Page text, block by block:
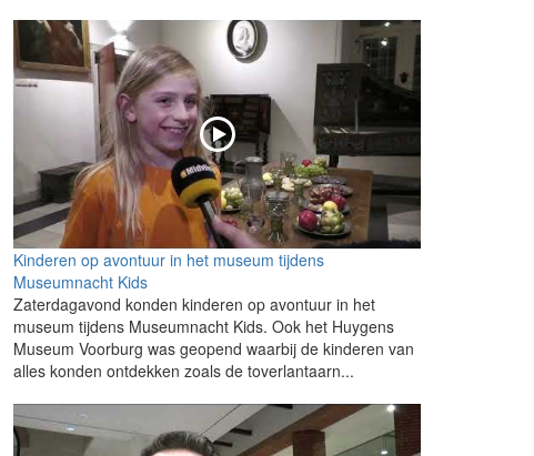
Kinderen op avontuur in het museum tijdens
Museumnacht Kids
Zaterdagavond konden kinderen op avontuur in het
museum tijdens Museumnacht Kids. Ook het Huygens
Museum Voorburg was geopend waarbij de kinderen van
alles konden ontdekken zoals de toverlantaarn...